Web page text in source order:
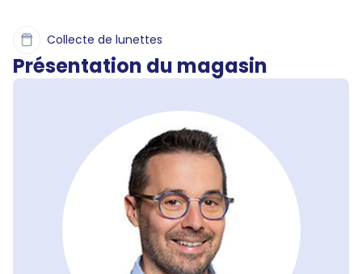
Collecte de lunettes
Présentation du magasin